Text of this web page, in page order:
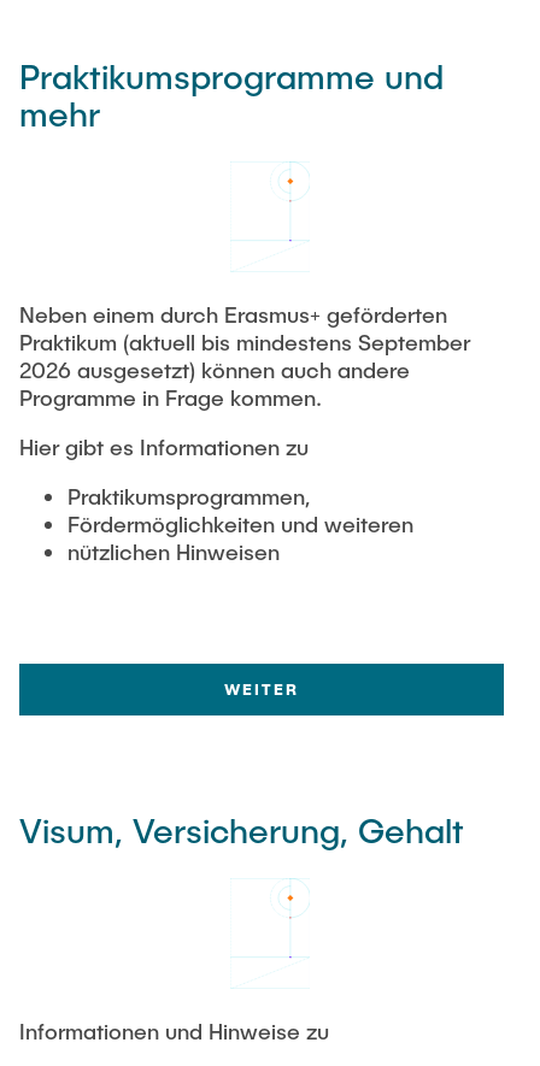
Praktikumsprogramme und
mehr
Neben einem durch Erasmus+ geförderten
Praktikum (aktuell bis mindestens September
2026 ausgesetzt) können auch andere
Programme in Frage kommen.
Hier gibt es Informationen zu
Praktikumsprogrammen,
Fördermöglichkeiten und weiteren
nützlichen Hinweisen
WEITER
Visum, Versicherung, Gehalt
Informationen und Hinweise zu